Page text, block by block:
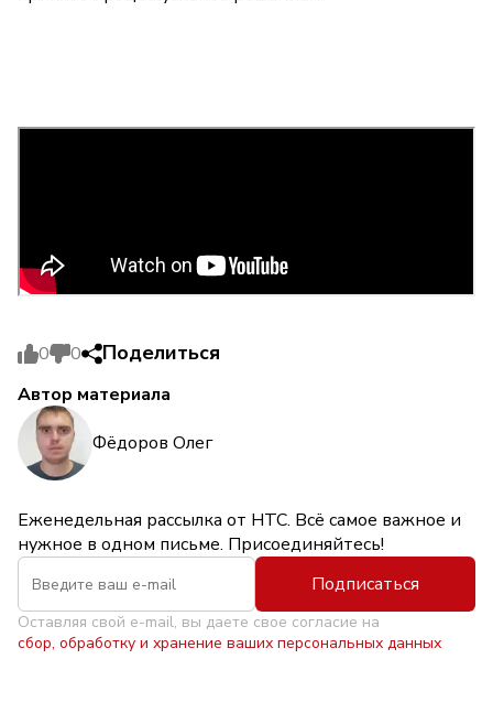
0 0 Поделиться
Автор материала
Фёдоров Олег
Еженедельная рассылка от НТС. Всё самое важное и
нужное в одном письме. Присоединяйтесь!
Подписаться
Оставляя свой e-mail, вы даете свое согласие на
сбор, обработку и хранение ваших персональных данных